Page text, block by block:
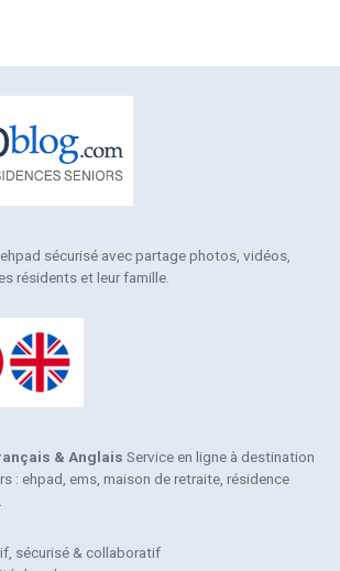
sécurisé avec partage photos, vidéos,
résidents et leur famille.
& Anglais Service en ligne à destination
: ehpad, ems, maison de retraite, résidence
sécurisé & collaboratif